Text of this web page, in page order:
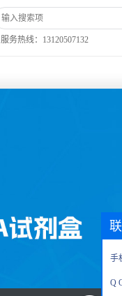
服务热线： 13120507132
手
Q